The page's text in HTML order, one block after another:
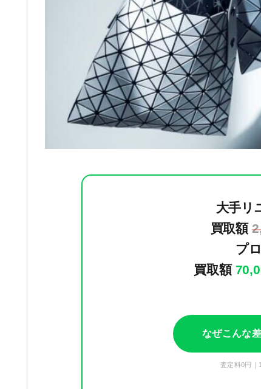
大手リ
買取額
プ
買取額
なぜこんな
査定料0円｜